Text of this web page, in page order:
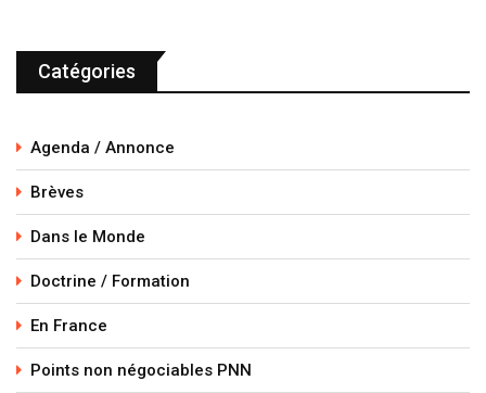
Catégories
Agenda / Annonce
Brèves
Dans le Monde
Doctrine / Formation
En France
Points non négociables PNN